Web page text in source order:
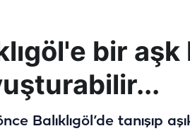
bir
Balıklıgöl’de tanışıp